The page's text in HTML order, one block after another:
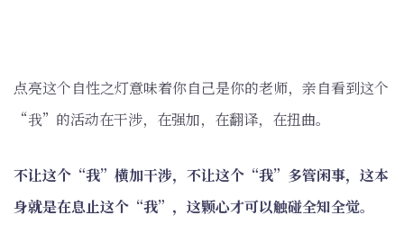
点亮这个自性之灯意味着你自己是你的老师，亲自看到这个
“我”的活动在干涉，在强加，在翻译，在扭曲。
不让这个“我”横加干涉，不让这个“我”多管闲事，这本
身就是在息止这个“我”，这颗心才可以触碰全知全觉。